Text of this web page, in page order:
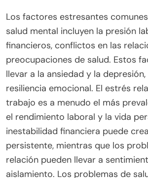
Los factores estresantes
salud mental incluyen la presión
financieros, conflictos en las
preocupaciones de salud. Estos
llevar a la ansiedad y la
resiliencia emocional. El estrés
trabajo es a menudo el más
el rendimiento laboral y la vida
inestabilidad financiera puede
persistente, mientras que los
relación pueden llevar a
aislamiento. Los problemas de